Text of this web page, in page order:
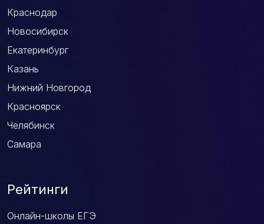
Краснодар
Новосибирск
Екатеринбург
Казань
Нижний Новгород
Красноярск
Челябинск
Самара
Рейтинги
Онлайн-школы ЕГЭ